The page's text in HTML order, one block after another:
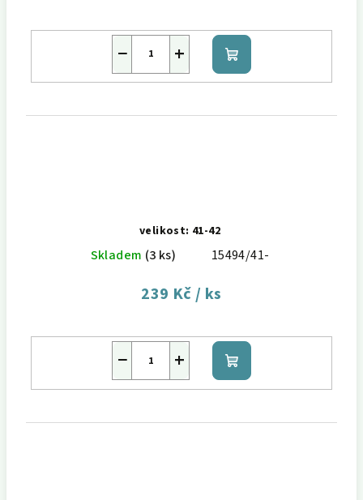
+
− Do
košíku
velikost: 41-42
Skladem (3 ks) 15494/41-
239 Kč/ ks
+
− Do
košíku